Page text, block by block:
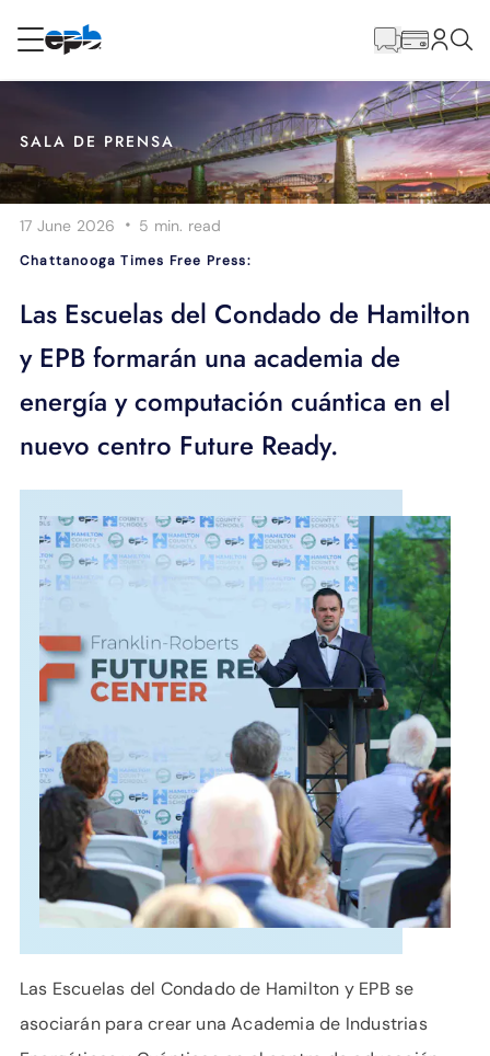
Internet
Energía
Televisión
Teléfono
BLOG
IDIOMA
principal
SALA DE PRENSA
17 June 2026 · 5 min. read
Chattanooga Times Free Press:
Las Escuelas del Condado de Hamilton
y EPB formarán una academia de
energía y computación cuántica en el
nuevo centro Future Ready.
Las Escuelas del Condado de Hamilton y EPB se
asociarán para crear una Academia de Industrias